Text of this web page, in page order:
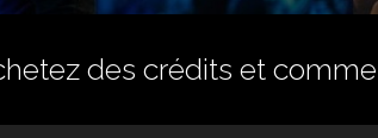
des crédits et